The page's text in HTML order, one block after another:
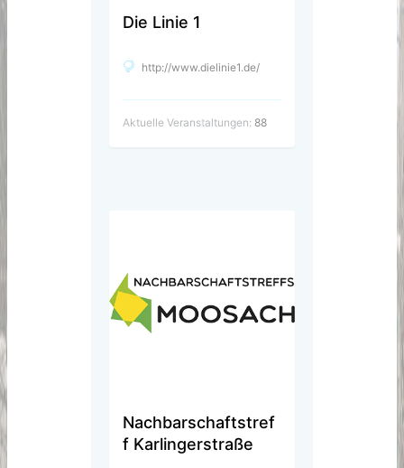
Die Linie 1
http://www.dielinie1.de/
Aktuelle Veranstaltungen: 88
Nachbarschaftstref
f Karlingerstraße